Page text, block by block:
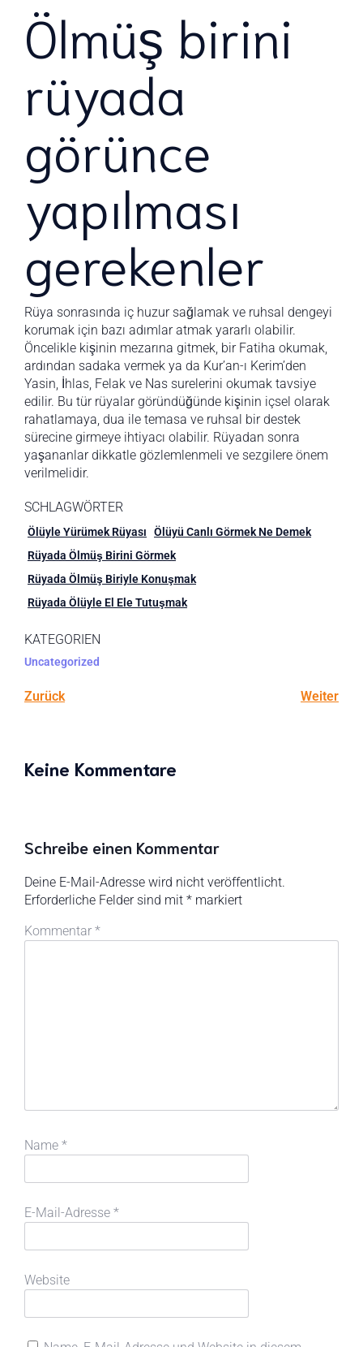
Ölmüş birini
rüyada
görünce
yapılması
gerekenler
Rüya sonrasında iç huzur sağlamak ve ruhsal dengeyi
korumak için bazı adımlar atmak yararlı olabilir.
Öncelikle kişinin mezarına gitmek, bir Fatiha okumak,
ardından sadaka vermek ya da Kur’an-ı Kerim’den
Yasin, İhlas, Felak ve Nas surelerini okumak tavsiye
edilir. Bu tür rüyalar göründüğünde kişinin içsel olarak
rahatlamaya, dua ile temasa ve ruhsal bir destek
sürecine girmeye ihtiyacı olabilir. Rüyadan sonra
yaşananlar dikkatle gözlemlenmeli ve sezgilere önem
verilmelidir.
SCHLAGWÖRTER
Ölüyle Yürümek Rüyası
Ölüyü Canlı Görmek Ne Demek
Rüyada Ölmüş Birini Görmek
Rüyada Ölmüş Biriyle Konuşmak
Rüyada Ölüyle El Ele Tutuşmak
KATEGORIEN
Uncategorized
Zurück Weiter
Keine Kommentare
Schreibe einen Kommentar
Deine E-Mail-Adresse wird nicht veröffentlicht.
Erforderliche Felder sind mit * markiert
Kommentar *
Name *
E-Mail-Adresse *
Website